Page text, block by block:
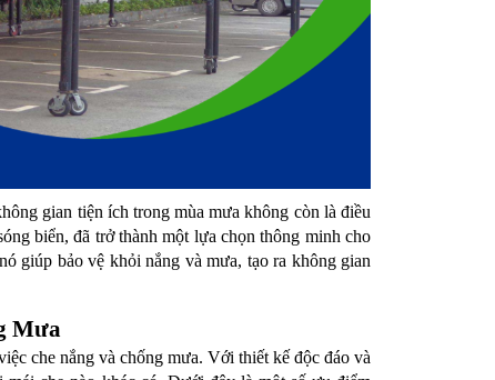
gian tiện ích trong mùa mưa không còn là điều
biển, đã trở thành một lựa chọn thông minh cho
giúp bảo vệ khỏi nắng và mưa, tạo ra không gian
Mưa
che nắng và chống mưa. Với thiết kế độc đáo và